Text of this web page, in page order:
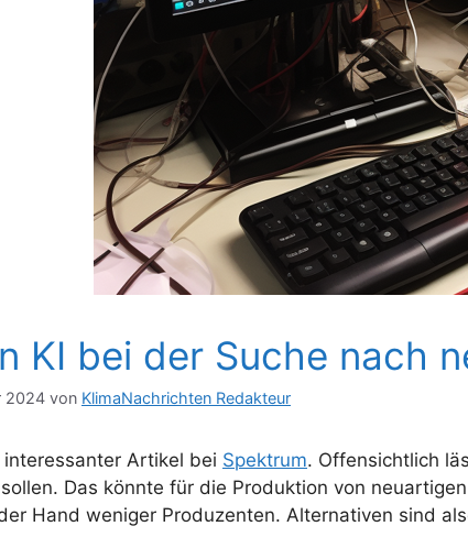
KI bei der Suche nach
2024 von KlimaNachrichten Redakteur
interessanter Artikel bei Spektrum. Offensichtlich
Das könnte für die Produktion von
Hand weniger Produzenten. Alternativen sind